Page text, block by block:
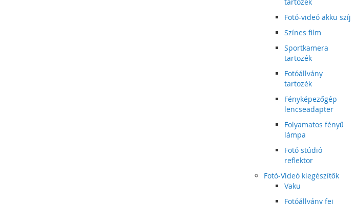
Fotó-videó akku szíj
Színes film
Sportkamera
tartozék
Fotóállvány
tartozék
Fényképezőgép
lencseadapter
Folyamatos fényű
lámpa
Fotó stúdió
reflektor
Fotó-Videó kiegészítők
Vaku
Fotóállvány fej